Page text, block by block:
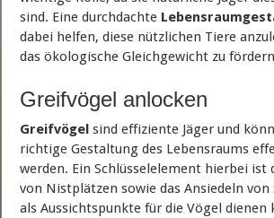
sind. Eine durchdachte
dabei helfen, diese nützlichen Tiere
das ökologische Gleichgewicht zu
Greifvögel anlocken
Greifvögel sind effiziente Jäger und
richtige Gestaltung des Lebensraums
werden. Ein Schlüsselelement hierbei ist
von Nistplätzen sowie das Ansiedeln
als Aussichtspunkte für die Vögel dienen